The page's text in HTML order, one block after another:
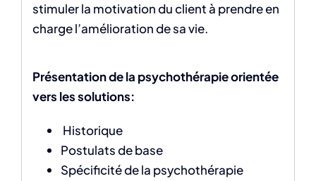
stimuler la motivation du client à prendre en
charge l’amélioration de sa vie.
Présentation de la psychothérapie orientée
vers les solutions:
Historique
Postulats de base
Spécificité de la psychothérapie